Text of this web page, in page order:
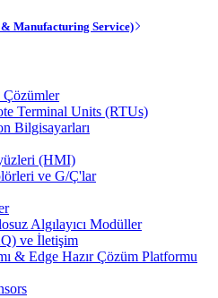
Manufacturing Service)
Terminal Units (RTUs)
Bilgisayarları
(HMI)
ve G/Ç'lar
Algılayıcı Modüller
ve İletişim
& Edge Hazır Çözüm Platformu